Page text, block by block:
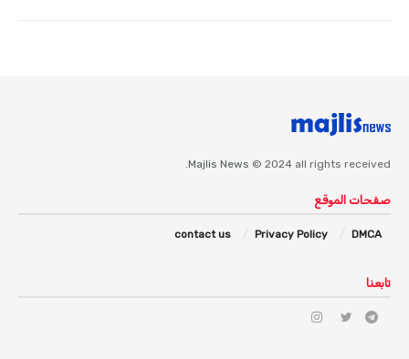
Majlis News © 2024 all rights received.
صفحات الموقع
DMCA
Privacy Policy
contact us
تابعنا